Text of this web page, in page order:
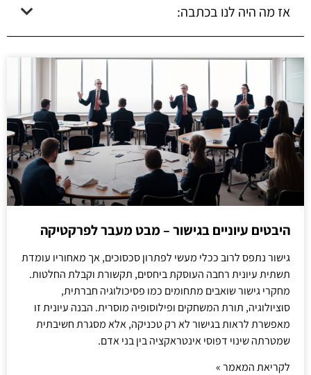
אז מה היה לנו בכתבה:
היבטים עיוניים בגישור – מבט מעבר לפרקטיקה
גישור נתפס לרוב ככלי מעשי לפתרון סכסוכים, אך מאחוריו עומדת
תשתית עיונית רחבה העוסקת ביחסים, תקשורת וקבלת החלטות.
מחקרי גישור שואבים מתחומים כמו פסיכולוגיה חברתית,
סוציולוגיה, תורת המשחקים ופילוסופיה מוסרית. הבנה עיונית זו
מאפשרת לראות בגישור לא רק טכניקה, אלא מסגרת חשיבתית
שמטרתה שינוי דפוסי אינטראקציה בין בני אדם.
לקריאת המאמר »